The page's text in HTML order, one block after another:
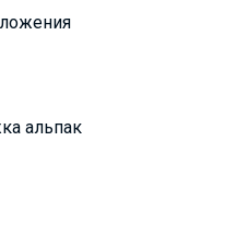
альпак